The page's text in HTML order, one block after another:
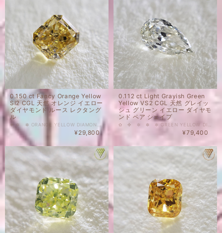
0.150 ct Fancy Orange Yellow
SI2 CGL 天然 オレンジ イエロー
ダイヤモンド ルース レクタング
ル
¥29,800
0.112 ct Light Grayish Green
Yellow VS2 CGL 天然 グレイッ
シュ グリーン イエロー ダイヤモ
ンド ペア シェイプ
¥79,400